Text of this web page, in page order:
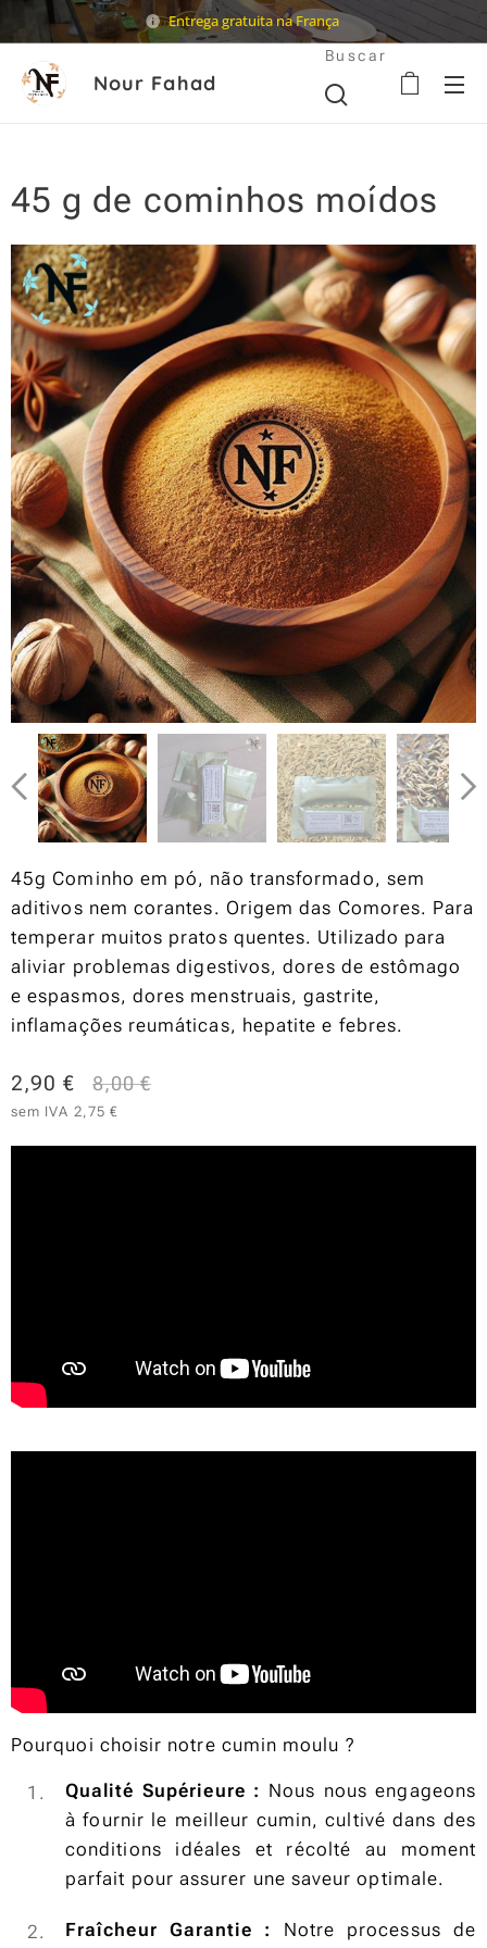
Entrega gratuita na França
Nour Fahad
Buscar
45 g de cominhos moídos
45g Cominho em pó, não transformado, sem
aditivos nem corantes. Origem das Comores. Para
temperar muitos pratos quentes. Utilizado para
aliviar problemas digestivos, dores de estômago
e espasmos, dores menstruais, gastrite,
inflamações reumáticas, hepatite e febres.
2,90 € 8,00€
sem IVA 2,75 €
Pourquoi choisir notre cumin moulu ?
Qualité Supérieure : Nous nous engageons
à fournir le meilleur cumin, cultivé dans des
conditions idéales et récolté au moment
parfait pour assurer une saveur optimale.
Fraîcheur Garantie :
Notre processus de